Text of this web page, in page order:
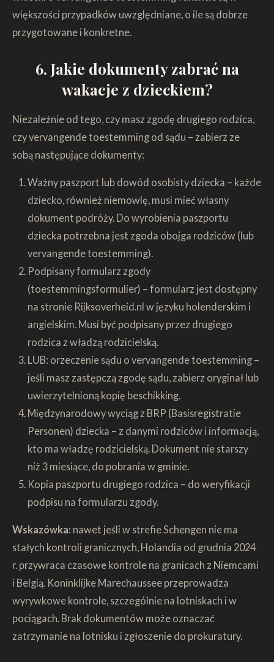
większości przypadków uwzględniane, o ile są dobrze
przygotowane i konkretne.
6. Jakie dokumenty zabrać na
wakacje z dzieckiem?
Niezależnie od tego, czy masz zgodę drugiego rodzica,
czy vervangende toestemming od sądu – zabierz ze
sobą następujące dokumenty:
Ważny paszport lub dowód osobisty dziecka – każde
dziecko, również niemowlę, musi mieć własny
dokument podróży. Do wyrobienia paszportu
dziecka potrzebna jest zgoda obojga rodziców (lub
vervangende toestemming).
Podpisany formularz zgody
(toestemmingsformulier) – formularz jest dostępny
na stronie Rijksoverheid.nl w języku holenderskim i
angielskim. Musi być podpisany przez drugiego
rodzica z władzą rodzicielską.
LUB: orzeczenie sądu o vervangende toestemming –
jeśli masz zastępczą zgodę sądu, zabierz oryginał lub
uwierzytelnioną kopię beschikking.
Międzynarodowy wyciąg z BRP (Basisregistratie
Personen) dziecka – z danymi rodziców i informacją,
kto ma władzę rodzicielską. Dokument nie starszy
niż 3 miesiące, do pobrania w gminie.
Kopia paszportu drugiego rodzica – do weryfikacji
podpisu na formularzu zgody.
Wskazówka: nawet jeśli w strefie Schengen nie ma
stałych kontroli granicznych, Holandia od grudnia 2024
r. przywraca czasowe kontrole na granicach z Niemcami
i Belgią. Koninklijke Marechaussee przeprowadza
wyrywkowe kontrole, szczególnie na lotniskach i w
pociągach. Brak dokumentów może oznaczać
zatrzymanie na lotnisku i zgłoszenie do prokuratury.